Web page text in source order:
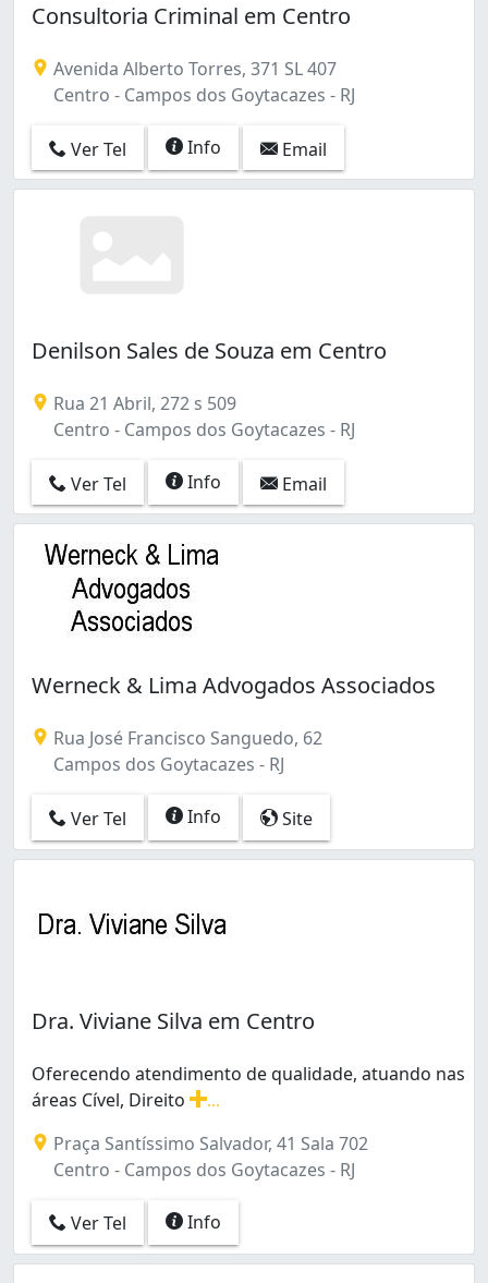
Consultoria Criminal em Centro
Avenida Alberto Torres, 371 SL 407
Centro - Campos dos Goytacazes - RJ
Ver Tel Info Email
Denilson Sales de Souza em Centro
Rua 21 Abril, 272 s 509
Centro - Campos dos Goytacazes - RJ
Ver Tel Info Email
Werneck & Lima Advogados Associados
Rua José Francisco Sanguedo, 62
Campos dos Goytacazes - RJ
Ver Tel Info Site
Dra. Viviane Silva em Centro
Oferecendo atendimento de qualidade, atuando nas
áreas Cível, Direito
Praça Santíssimo Salvador, 41 Sala 702
Centro - Campos dos Goytacazes - RJ
Ver Tel Info